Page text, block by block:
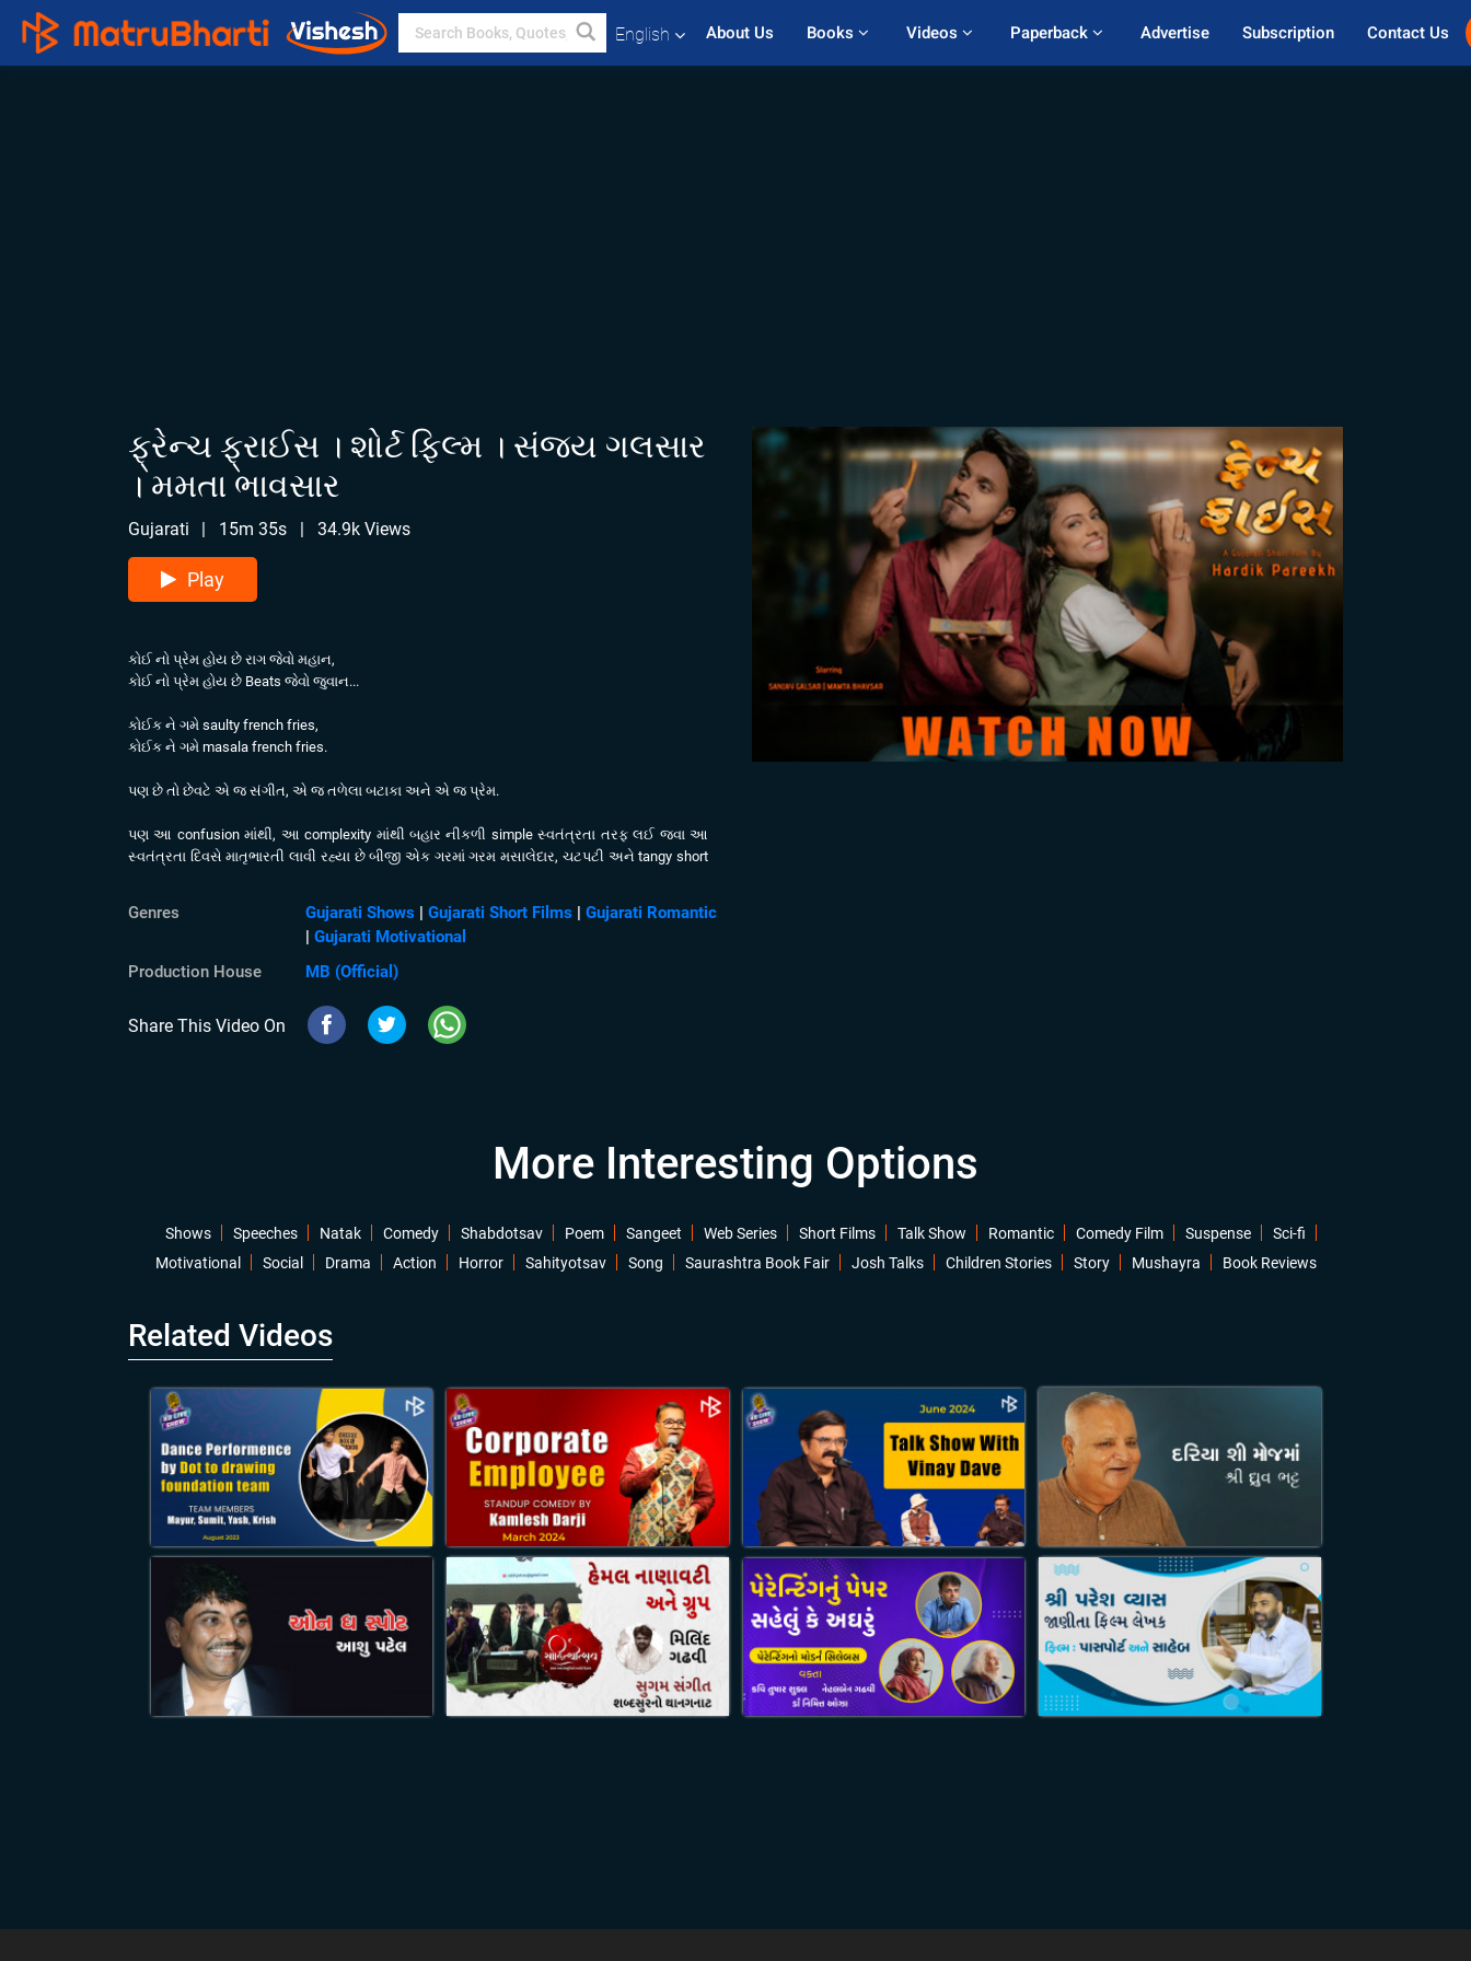
English About Us Books Videos Paperback Advertise Subscription Contact Us
ફ્રેન્ચ ફ્રાઈસ । શોર્ટ ફિલ્મ । સંજય ગલસાર
। મમતા ભાવસાર
Gujarati | 15m 35s | 34.9k Views
Play
કોઈ નો પ્રેમ હોય છે રાગ જેવો મહાન,
કોઈ નો પ્રેમ હોય છે Beats જેવો જુવાન...
કોઈક ને ગમે saulty french fries,
કોઈક ને ગમે masala french fries.
પણ છે તો છેવટે એ જ સંગીત, એ જ તળેલા બટાકા અને એ જ પ્રેમ.
પણ આ confusion માંથી, આ complexity માંથી બહાર નીકળી simple સ્વતંત્રતા તરફ લઈ જવા આ
સ્વતંત્રતા દિવસે માતૃભારતી લાવી રહ્યા છે બીજી એક ગરમાં ગરમ મસાલેદાર, ચટપટી અને tangy short
Genres Gujarati Shows | Gujarati Short Films | Gujarati Romantic
| Gujarati Motivational
Production House
MB (Official)
Share This Video On
More Interesting Options
Shows Speeches Natak Comedy Shabdotsav Poem Sangeet Web Series Short Films Talk Show Romantic Comedy Film Suspense
Sci-fi
Motivational
Social Drama Action Horror Sahityotsav Song Saurashtra Book Fair Josh Talks Children Stories Story Mushayra Book Reviews
Related Videos